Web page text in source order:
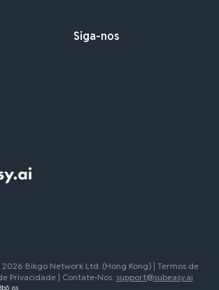
Siga-nos
Bikgo Network Ltd. (Hong Kong) | Termos de
Privacidade| Contate-Nos: support@subeasy.ai